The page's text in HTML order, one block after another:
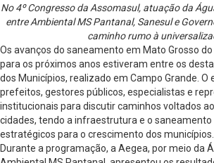
No 4º Congresso da Assomasul, atuação da
entre Ambiental MS Pantanal, Sanesul e
caminho rumo à
Os avanços do saneamento em Mato Grosso
para os próximos anos estiveram entre os
dos Municípios, realizado em Campo Grande. O
prefeitos, gestores públicos, especialistas e
institucionais para discutir caminhos voltados
cidades, tendo a infraestrutura e o
estratégicos para o crescimento dos municípios.
Durante a programação, a Aegea, por meio da